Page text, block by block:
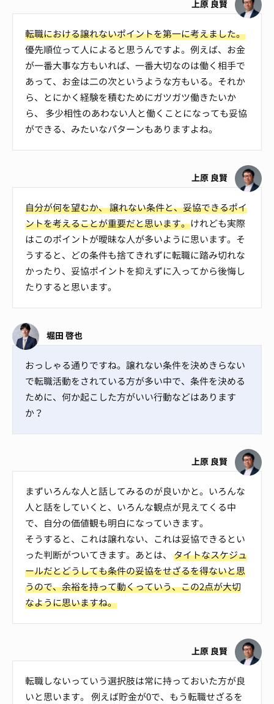
上原 良賢
転職における譲れないポイントを第一に考えました。
優先順位って人によると思うんですよ。例えば、お金
が一番大事な方もいれば、一番大切なのは働く相手で
あって、お金は二の次というような方もいる。それか
ら、とにかく経験を積むためにガツガツ働きたいか
ら、 多少相性のあわない人と働くことになっても妥協
ができる、みたいなパターンもありますよね。
上原 良賢
自分が何を望むか、 譲れない条件と、妥協できるポイ
ントを考えることが重要だと思います。けれども実際
はこのポイントが曖昧な人が多いように思います。そ
うすると、どの条件も捨てきれずに転職に踏み切れな
かったり、妥協ポイントを抑えずに入ってから後悔し
たりすると思います。
堀田 啓也
おっしゃる通りですね。譲れない条件を決めきらない
で転職活動をされている方が多い中で、条件を決める
ために、何か起こした方がいい行動などはあります
か？
上原 良賢
まずいろんな人と話してみるのが良いかと。いろんな
人と話をしていくと、いろんな観点が見えてくる中
で、自分の価値観も明白になっていきます。
そうすると、これは譲れない、これは妥協できるとい
った判断がついてきます。あとは、 タイトなスケジュ
ールだとどうしても条件の妥協をせざるを得ないと思
うので、余裕を持って動くっていう、この2点が大切
なように思いますね。
上原 良賢
転職しないっていう選択肢は常に持っておいた方が良
いと思います。 例えば貯金が0で、もう転職せざるを